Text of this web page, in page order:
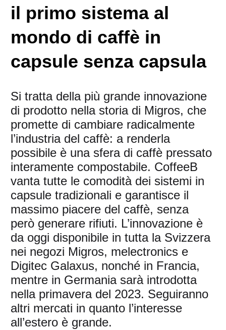
il primo sistema al
mondo di caffè in
capsule senza capsula
Si tratta della più grande innovazione
di prodotto nella storia di Migros, che
promette di cambiare radicalmente
l’industria del caffè: a renderla
possibile è una sfera di caffè pressato
interamente compostabile. CoffeeB
vanta tutte le comodità dei sistemi in
capsule tradizionali e garantisce il
massimo piacere del caffè, senza
però generare rifiuti. L’innovazione è
da oggi disponibile in tutta la Svizzera
nei negozi Migros, melectronics e
Digitec Galaxus, nonché in Francia,
mentre in Germania sarà introdotta
nella primavera del 2023. Seguiranno
altri mercati in quanto l’interesse
all’estero è grande.